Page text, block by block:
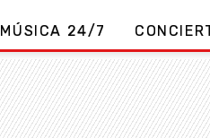
MÚSICA 24/7